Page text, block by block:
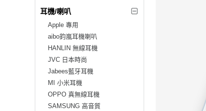
耳機/喇叭
Apple 專用
aibo鈞嵐耳機喇叭
HANLIN 無線耳機
JVC 日本時尚
Jabees藍牙耳機
MI 小米耳機
OPPO 真無線耳機
SAMSUNG 高音質